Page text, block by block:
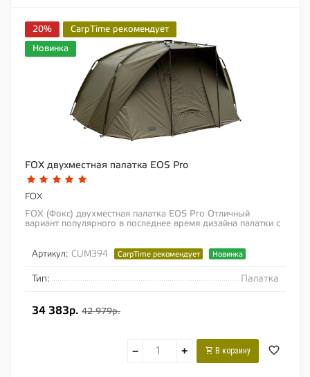
20%
CarpTime рекомендует
Новинка
FOX двухместная палатка EOS Pro
FOX
FOX (Фокс) двухместная палатка EOS Pro Отличный
вариант популярного в последнее время дизайна палатки с
Артикул: CUM394 CarpTime рекомендует Новинка
Тип: Палатка
34 383р. 42 979р.
− + В корзину